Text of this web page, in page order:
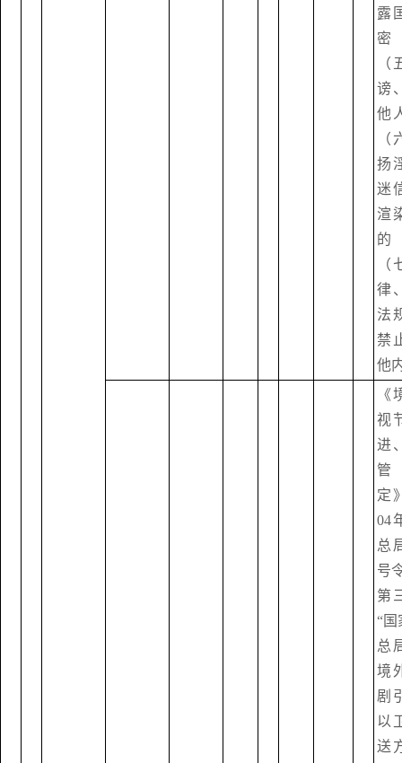
露
密
（
谤
他
（
扬
迷
渲
（
律
法
禁
他
《
视
进
管
定
04
总
号
第
“国
总
境
剧
以
送